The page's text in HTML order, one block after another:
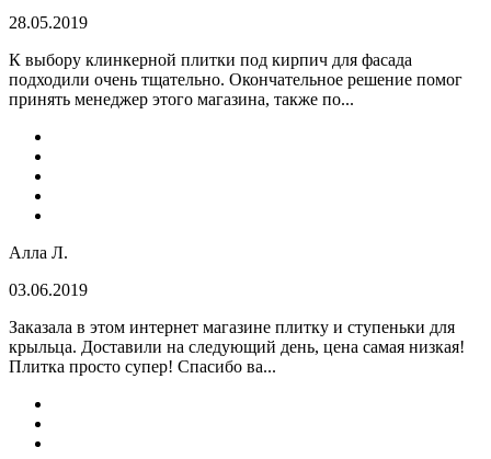
28.05.2019
К выбору клинкерной плитки под кирпич для фасада
подходили очень тщательно. Окончательное решение помог
принять менеджер этого магазина, также по...
Алла Л.
03.06.2019
Заказала в этом интернет магазине плитку и ступеньки для
крыльца. Доставили на следующий день, цена самая низкая!
Плитка просто супер! Спасибо ва...